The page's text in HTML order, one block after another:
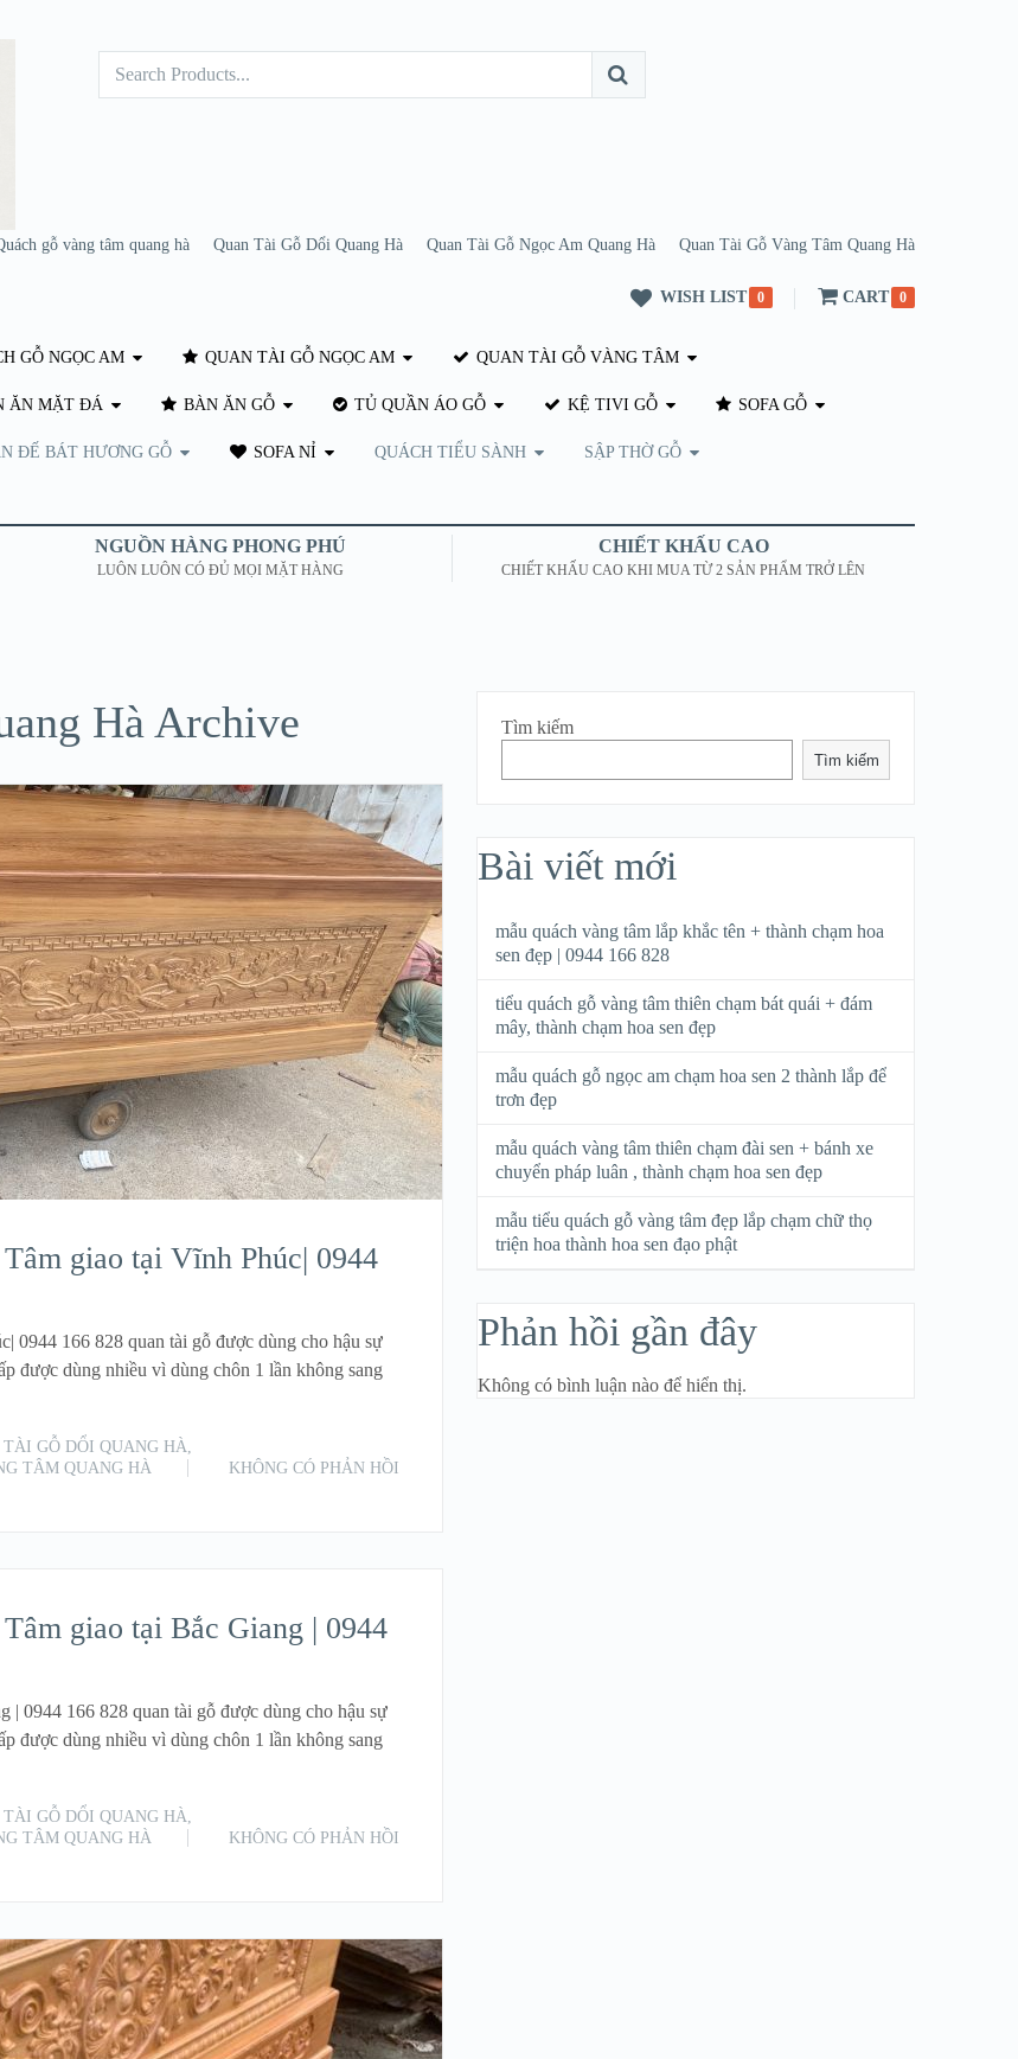
gỗ vàng tâm quang hà Quan Tài Gỗ Dổi Quang Hà Quan Tài Gỗ Ngọc Am Quang Hà Quan Tài Gỗ Vàng Tâm Quang Hà
WISH LIST 0 CART 0
GỖ NGỌC AM QUAN TÀI GỖ NGỌC AM QUAN TÀI GỖ VÀNG TÂM
ĂN MẶT ĐÁ BÀN ĂN GỖ TỦ QUẦN ÁO GỖ KỆ TIVI GỖ SOFA GỖ
ĐẾ BÁT HƯƠNG GỖ SOFA NỈ QUÁCH TIỂU SÀNH SẬP THỜ GỖ
NGUỒN HÀNG PHONG PHÚ
LUÔN LUÔN CÓ ĐỦ MỌI MẶT HÀNG
CHIẾT KHẤU CAO
CHIẾT KHẤU CAO KHI MUA TỪ 2 SẢN PHẨM TRỞ LÊN
Hà Archive
giao tại Vĩnh Phúc| 0944
0944 166 828 quan tài gỗ được dùng cho hậu sự
được dùng nhiều vì dùng chôn 1 lần không sang
GỖ DỔI QUANG HÀ
TÂM QUANG HÀ
KHÔNG CÓ PHẢN HỒI
giao tại Bắc Giang | 0944
0944 166 828 quan tài gỗ được dùng cho hậu sự
được dùng nhiều vì dùng chôn 1 lần không sang
GỖ DỔI QUANG HÀ
TÂM QUANG HÀ
KHÔNG CÓ PHẢN HỒI
Tìm kiếm
Tìm kiếm
Bài viết mới
mẫu quách vàng tâm lắp khắc tên + thành chạm hoa
sen đẹp | 0944 166 828
tiểu quách gỗ vàng tâm thiên chạm bát quái + đám
mây, thành chạm hoa sen đẹp
mẫu quách gỗ ngọc am chạm hoa sen 2 thành lắp để
trơn đẹp
mẫu quách vàng tâm thiên chạm đài sen + bánh xe
chuyển pháp luân , thành chạm hoa sen đẹp
mẫu tiểu quách gỗ vàng tâm đẹp lắp chạm chữ thọ
triện hoa thành hoa sen đạo phật
Phản hồi gần đây
Không có bình luận nào để hiển thị.